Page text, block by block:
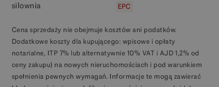
silownia
EPC
Cena sprzedaży nie obejmuje kosztów ani podatków.
Dodatkowe koszty dla kupującego: wpisowe i opłaty
notarialne, ITP 7% lub alternatywnie 10% VAT i AJD 1,2% od
ceny zakupu) na nowych nieruchomościach i pod warunkiem
spełnienia pewnych wymagań. Informacje te mogą zawierać